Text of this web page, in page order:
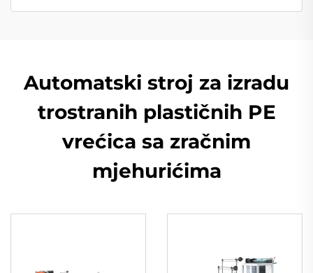
Automatski stroj za izradu
trostranih plastičnih PE
vrećica sa zračnim
mjehurićima